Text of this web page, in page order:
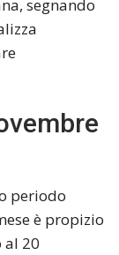
segnando
periodo
è propizio
al 20